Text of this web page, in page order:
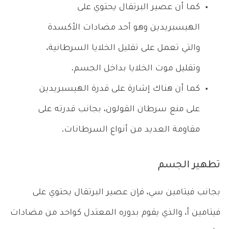
كما أن عصير البرتقال يحتوي على
الهيسبريدين وهو أحد مضادات الأكسدة
والتي تعمل على تقليل الخلايا السرطانية،
وتقليل موت الخلايا بداخل الجسم.
كما أن هناك إشارة على قدرة الهيسبريدين
على منع سرطان القولون، بجانب قدرته على
مقاومة العديد من أنواع السرطانات.
تطهير الجسم
بجانب فيتامين سي، فإن عصير البرتقال يحتوي على
فيتامين أ، والذي يقوم بدوره المعتدل كواحد من مضادات